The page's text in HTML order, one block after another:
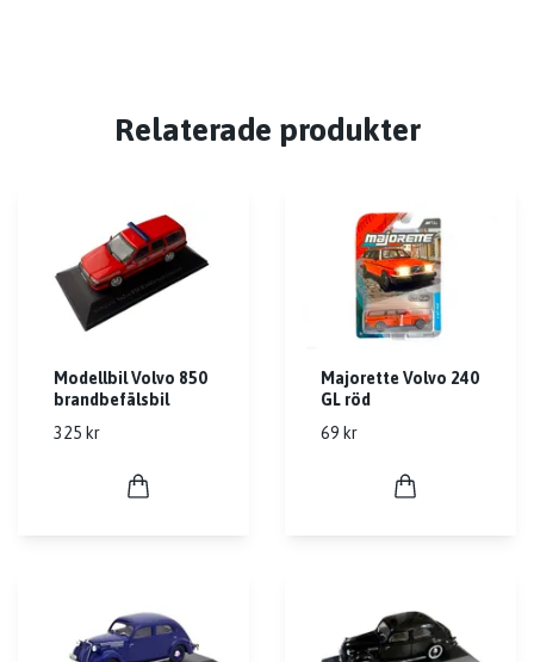
Relaterade produkter
Modellbil Volvo 850
brandbefälsbil
325 kr
Majorette Volvo 240
GL röd
69 kr